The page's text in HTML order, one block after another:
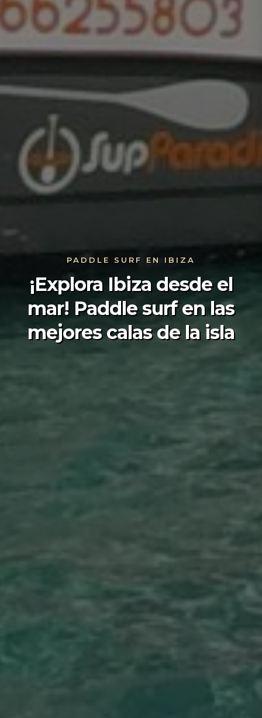
PADDLE SURF EN IBIZA
¡Explora Ibiza desde el
mar! Paddle surf en las
mejores calas de la isla